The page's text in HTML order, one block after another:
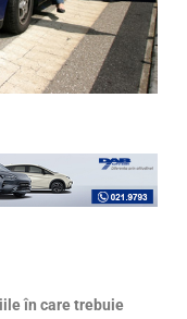
în care trebuie